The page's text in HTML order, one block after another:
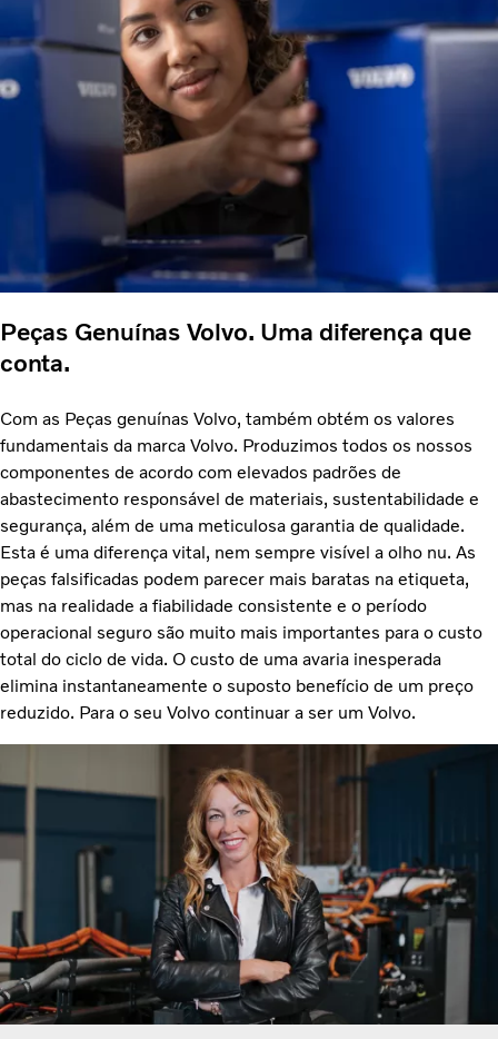
Peças Genuínas Volvo. Uma diferença que
conta.
Com as Peças genuínas Volvo, também obtém os valores
fundamentais da marca Volvo. Produzimos todos os nossos
componentes de acordo com elevados padrões de
abastecimento responsável de materiais, sustentabilidade e
segurança, além de uma meticulosa garantia de qualidade.
Esta é uma diferença vital, nem sempre visível a olho nu. As
peças falsificadas podem parecer mais baratas na etiqueta,
mas na realidade a fiabilidade consistente e o período
operacional seguro são muito mais importantes para o custo
total do ciclo de vida. O custo de uma avaria inesperada
elimina instantaneamente o suposto benefício de um preço
reduzido. Para o seu Volvo continuar a ser um Volvo.